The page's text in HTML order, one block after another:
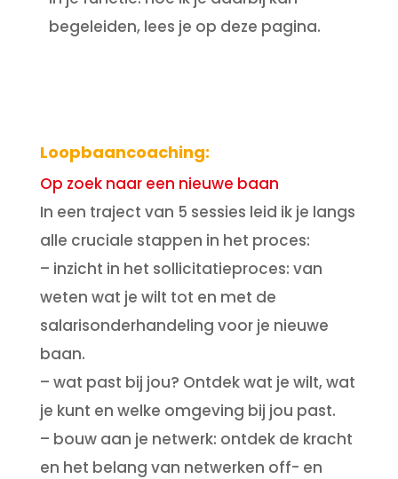
begeleiden, lees je op deze pagina.
Loopbaancoaching:
Op zoek naar een nieuwe baan
In een traject van 5 sessies leid ik je langs
alle cruciale stappen in het proces:
– inzicht in het sollicitatieproces: van
weten wat je wilt tot en met de
salarisonderhandeling voor je nieuwe
baan.
– wat past bij jou? Ontdek wat je wilt, wat
je kunt en welke omgeving bij jou past.
– bouw aan je netwerk: ontdek de kracht
en het belang van netwerken off- en